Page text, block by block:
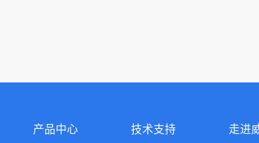
产品中心 技术支持 走进